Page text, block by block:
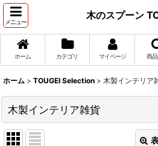
メニュー
木のスプーン
ホーム カテゴリ マイページ 商
ホーム > TOUGEI Selection > 木製インテリア
木製インテリア雑貨